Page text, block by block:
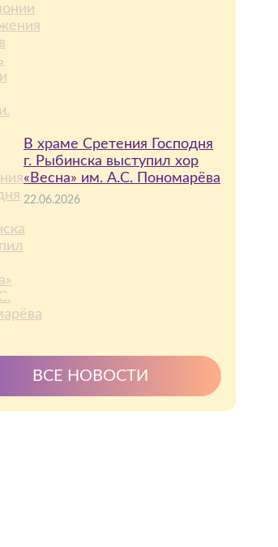
В храме Сретения Господня
г. Рыбинска выступил хор
«Весна» им. А.С. Пономарёва
22.06.2026
ВСЕ НОВОСТИ